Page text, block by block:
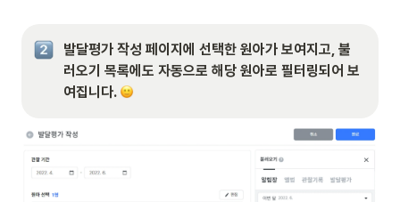
발달평가 작성 페이지에 선택한 원아가 보여지고, 불
러오기 목록에도 자동으로 해당 원아로 필터링되어 보
여집니다.